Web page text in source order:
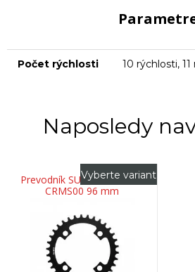
Počet rýchlosti 10 rýchlosti,
Naposledy
Prevodník SUNRACE 1 oceľ
CRMS00 96 mm
Vyberte variant